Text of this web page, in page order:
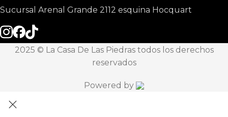
Sucursal Arenal Grande 2112 esquina Hocquart
2025 © La Casa De Las Piedras todos los derechos
reservados
Powered by